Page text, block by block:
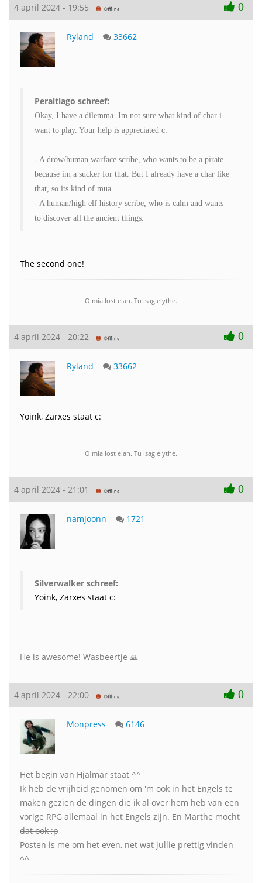
4 april 2024 - 19:55 0
Ryland 33662
Peraltiago schreef:
Okay, I have a dilemma. Im not sure what kind of char i
want to play. Your help is appreciated c:
- A drow/human warface scribe, who wants to be a pirate
because im a sucker for that. But I already have a char like
that, so its kind of mua.
- A human/high elf history scribe, who is calm and wants
to discover all the ancient things.
The second one!
O mia lost elan. Tu isag elythe.
4 april 2024 - 20:22 0
Ryland 33662
Yoink, Zarxes staat c:
O mia lost elan. Tu isag elythe.
4 april 2024 - 21:01 0
namjoonn 1721
Silverwalker schreef:
Yoink, Zarxes staat c:
He is awesome! Wasbeertje 🙏
4 april 2024 - 22:00 0
Monpress 6146
Het begin van Hjalmar staat ^^
Ik heb de vrijheid genomen om 'm ook in het Engels te
maken gezien de dingen die ik al over hem heb van een
vorige RPG allemaal in het Engels zijn. En Marthe mocht
dat ook ;p
Posten is me om het even, net wat jullie prettig vinden
^^